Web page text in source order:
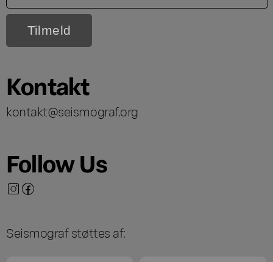
Kontakt
kontakt@seismograf.org
Follow Us
Seismograf støttes af: